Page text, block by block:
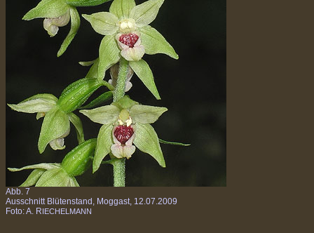
Abb. 7
Ausschnitt Blütenstand, Moggast, 12.07.2009
Foto: A. RIECHELMANN